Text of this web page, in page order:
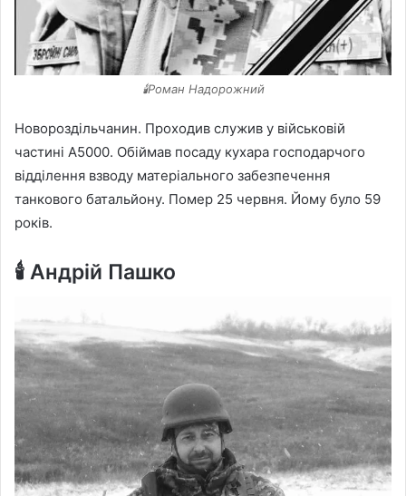
🕯️Роман Надорожний
Новороздільчанин. Проходив служив у військовій
частині А5000. Обіймав посаду кухара господарчого
відділення взводу матеріального забезпечення
танкового батальйону. Помер 25 червня. Йому було 59
років.
🕯️ Андрій Пашко